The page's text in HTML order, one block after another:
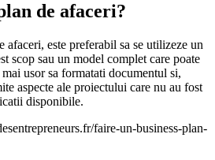
de afaceri?
afaceri, este preferabil sa se utilizeze un
scop sau un model complet care poate
usor sa formatati documentul si,
aspecte ale proiectului care nu au fost
disponibile.
faire-un-business-plan-